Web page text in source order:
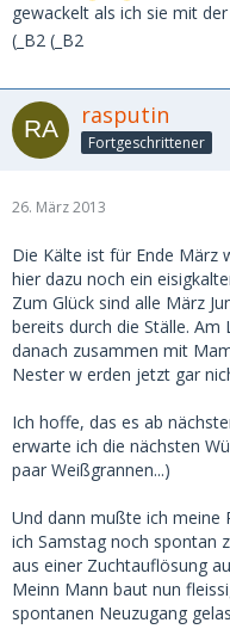
gewackelt als ich sie mit
(_B2 (_B2
rasputin
Fortgeschrittener
26. März 2013
Die Kälte ist für Ende März
hier dazu noch ein
Zum Glück sind alle März
bereits durch die Ställe. Am
danach zusammen mit
Nester w erden jetzt gar
Ich hoffe, das es ab
erwarte ich die nächsten
paar Weißgrannen...)
Und dann mußte ich meine
ich Samstag noch spontan
aus einer Zuchtauflösung
Meinn Mann baut nun
spontanen Neuzugang